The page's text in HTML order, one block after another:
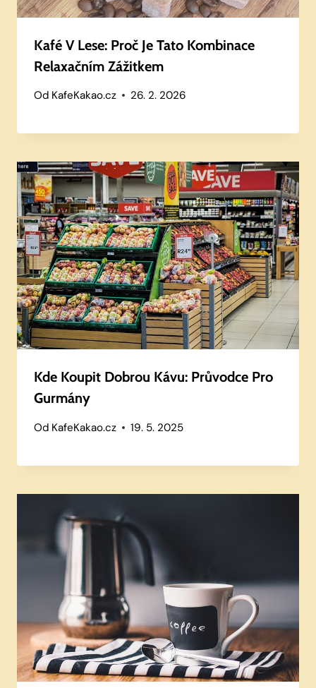
Kafé V Lese: Proč Je Tato Kombinace
Relaxačním Zážitkem
Od KafeKakao.cz 26. 2. 2026
Kde Koupit Dobrou Kávu: Průvodce Pro
Gurmány
Od KafeKakao.cz 19. 5. 2025